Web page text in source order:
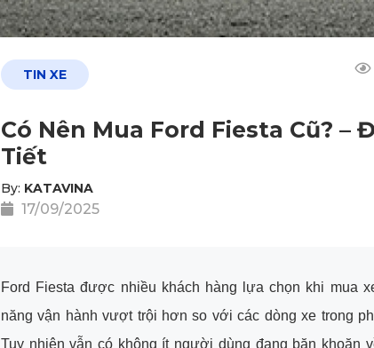
TIN XE
Có Nên Mua Ford Fiesta Cũ? –
Tiết
By: KATAVINA
17/09/2025
Ford Fiesta được nhiều khách hàng lựa chọn khi mua
năng vận hành vượt trội hơn so với các dòng xe trong
Tuy nhiên vẫn có không ít người dùng đang băn khoăn